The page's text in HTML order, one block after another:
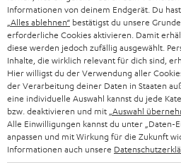
BLUETOOTH-LAUTSPRECHER
KOPFHÖRER
BLUETOOTH-KOPFHÖRER
STEREOANLAGEN
LAUTSPRECHER
PARTNERPROGRAMM
BLOG
NEWSLETTER
STORES
DEINE VORTEILE BEI TEUFEL
SCHWEIZ
NIEDERLANDE
BELGIEN
FRANKREICH
Informationen von deinem Endgerät. Du
„Alles ablehnen“ bestätigst du unsere
erforderliche Cookies aktivieren. Damit
diese werden jedoch zufällig ausgewählt.
Inhalte, die wirklich relevant für dich sind,
Hier willigst du der Verwendung aller
der Verarbeitung deiner Daten in Staaten
eine individuelle Auswahl kannst du jede
bzw. deaktivieren und mit „Auswahl
Alle Einwilligungen kannst du unter „Daten-
anpassen und mit Wirkung für die Zukunft
Informationen auch unsere